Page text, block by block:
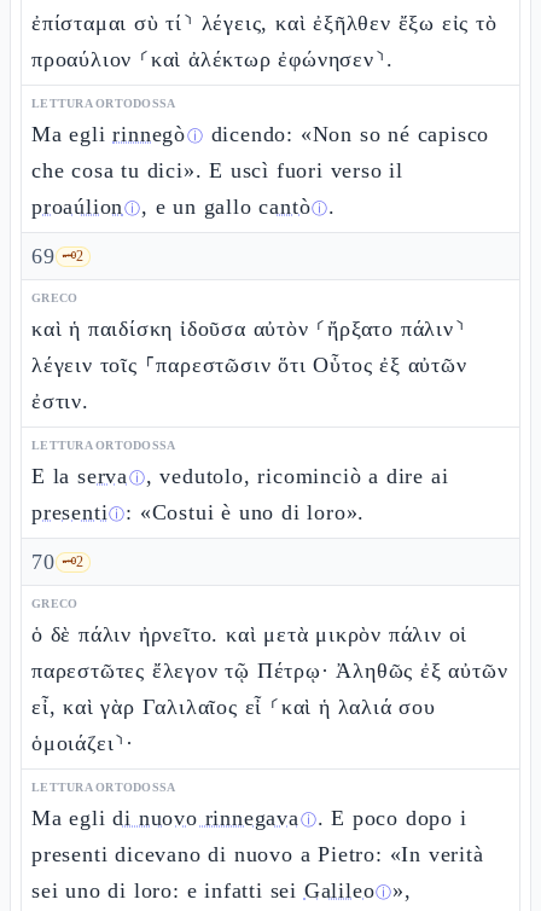
ἐπίσταμαι σὺ τί⸃ λέγεις, καὶ ἐξῆλθεν ἔξω εἰς τὸ
προαύλιον ⸂καὶ ἀλέκτωρ ἐφώνησεν⸃.
LETTURA ORTODOSSA
Ma eglirinnegòⓘ dicendo: «Non so né capisco
che cosa tu dici». E uscì fuori verso il
proaúlionⓘ, e un gallocantòⓘ.
69 🗝️2
GRECO
καὶ ἡ παιδίσκη ἰδοῦσα αὐτὸν ⸂ἤρξατο πάλιν⸃
λέγειν τοῖς ⸀παρεστῶσιν ὅτι Οὗτος ἐξ αὐτῶν
ἐστιν.
LETTURA ORTODOSSA
E la servaⓘ, vedutolo, ricominciò a dire ai
presentiⓘ: «Costui è uno di loro».
70 🗝️2
GRECO
ὁ δὲ πάλιν ἠρνεῖτο. καὶ μετὰ μικρὸν πάλιν οἱ
παρεστῶτες ἔλεγον τῷ Πέτρῳ· Ἀληθῶς ἐξ αὐτῶν
εἶ, καὶ γὰρ Γαλιλαῖος εἶ ⸂καὶ ἡ λαλιά σου
ὁμοιάζει⸃·
LETTURA ORTODOSSA
Ma eglidi nuovo rinnegavaⓘ. E poco dopo i
presenti dicevano di nuovo a Pietro: «In verità
sei uno di loro: e infatti sei Galileoⓘ»,